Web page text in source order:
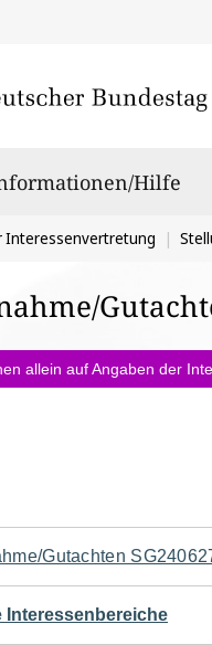
Hilfe
Interessenvertretung
allein auf Angaben der
Gutachten
Interessenbereiche